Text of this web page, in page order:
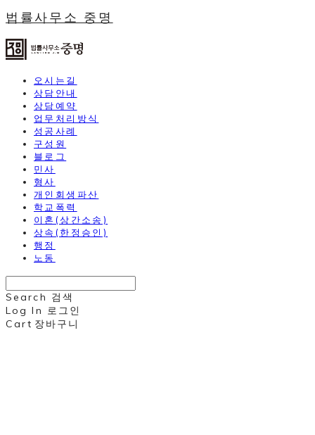
법률사무소 중명
오시는길
상담안내
상담예약
업무처리방식
성공사례
구성원
블로그
민사
형사
개인회생파산
학교폭력
이혼(상간소송)
상속(한정승인)
행정
노동
Search 검색
Log In 로그인
Cart 장바구니